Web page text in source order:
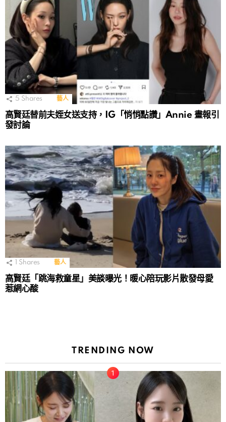
5 Shares 藝人
高賢廷替前夫姪女送支持，IG「悄悄點讚」Annie 畫報引
發討論
Shares 藝人
高賢廷「跳海救童星」美談曝光！暖心陪玩影片散發母愛
惹網心酸
TRENDING NOW